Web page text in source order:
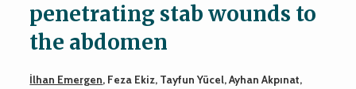
penetrating stab wounds to
the abdomen
İlhan Emergen, Feza Ekiz, Tayfun Yücel, Ayhan Akpınat,